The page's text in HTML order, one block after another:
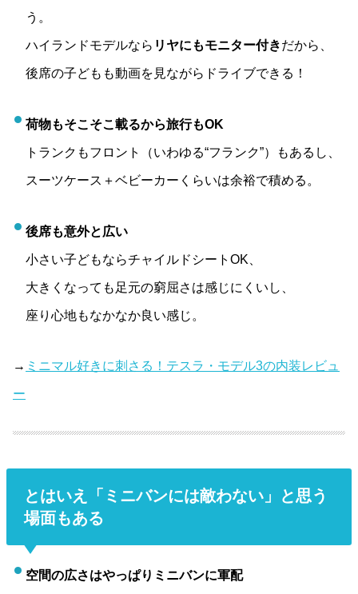
う。
ハイランドモデルなら リヤにもモニター付きだから、
後席の子どもも動画を見ながらドライブできる！
荷物もそこそこ載るから旅行もOK
トランクもフロント（いわゆる“フランク”）もあるし、
スーツケース＋ベビーカーくらいは余裕で積める。
後席も意外と広い
小さい子どもならチャイルドシートOK、
大きくなっても足元の窮屈さは感じにくいし、
座り心地もなかなか良い感じ。
→ ミニマル好きに刺さる！テスラ・モデル3の内装レビュ
ー
とはいえ「ミニバンには敵わない」と思う
場面もある
空間の広さはやっぱりミニバンに軍配